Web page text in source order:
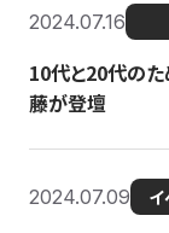
2024.07.16
10代と20代の
藤が登壇
2024.07.09 イ